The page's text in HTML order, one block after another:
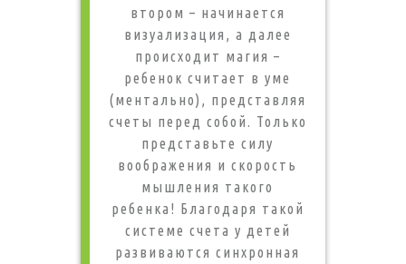
втором – начинается
визуализация, а далее
происходит магия –
ребенок считает в уме
(ментально), представляя
счеты перед собой. Только
представьте силу
воображения и скорость
мышления такого
ребенка! Благодаря такой
системе счета у детей
развиваются синхронная